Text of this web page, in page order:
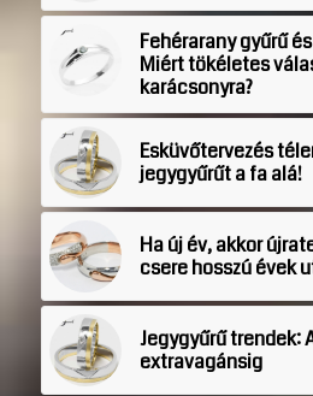
Fehérarany gyűrű
Miért tökéletes
karácsonyra?
Esküvőtervezés
jegygyűrűt a fa alá!
Ha új év, akkor
csere hosszú évek
Jegygyűrű trendek:
extravagánsig